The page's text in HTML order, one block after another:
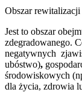
Obszar rewitalizacji
Jest to obszar
zdegradowanego.
negatywnych
ubóstwo),
środowiskowych
dla życia, zdrowia